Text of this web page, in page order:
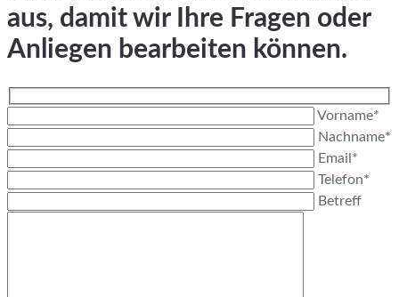
aus, damit wir Ihre Fragen oder
Anliegen bearbeiten können.
Vorname*
Nachname*
Email*
Telefon*
Betreff